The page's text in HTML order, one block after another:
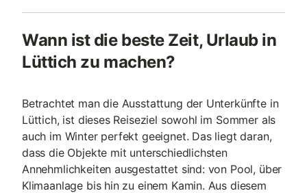
Wann ist die beste Zeit, Urlaub in
Lüttich zu machen?
Betrachtet man die Ausstattung der Unterkünfte in
Lüttich, ist dieses Reiseziel sowohl im Sommer als
auch im Winter perfekt geeignet. Das liegt daran,
dass die Objekte mit unterschiedlichsten
Annehmlichkeiten ausgestattet sind: von Pool, über
Klimaanlage bis hin zu einem Kamin. Aus diesem